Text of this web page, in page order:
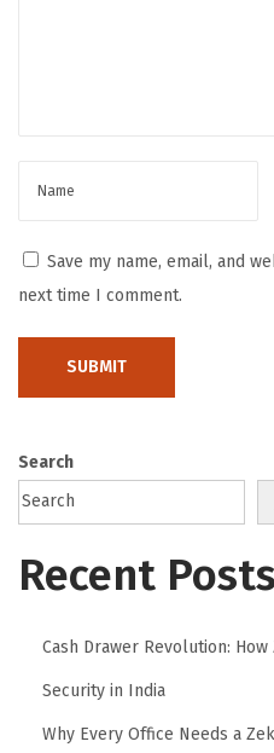
Save my name, email, and
next time I comment.
Search
Recent Posts
Cash Drawer Revolution:
Security in India
Why Every Office Needs a